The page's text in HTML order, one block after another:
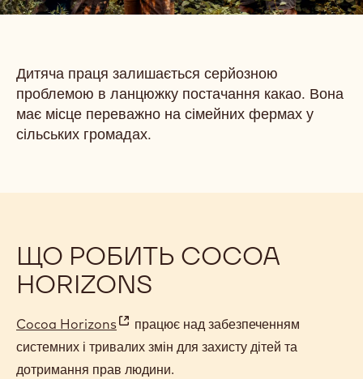
Дитяча праця залишається серйозною
проблемою в ланцюжку постачання какао. Вона
має місце переважно на сімейних фермах у
сільських громадах.
ЩО РОБИТЬ COCOA
HORIZONS
Cocoa Horizons
(
o
працює над забезпеченням
системних і тривалих змін для захисту дітей та
дотримання прав людини.